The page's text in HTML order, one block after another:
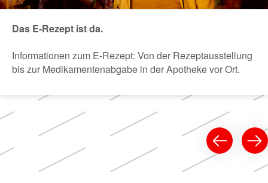
Das E-Rezept ist da.
Informationen zum E-Rezept: Von der Rezeptausstellung
bis zur Medikamentenabgabe in der Apotheke vor Ort.